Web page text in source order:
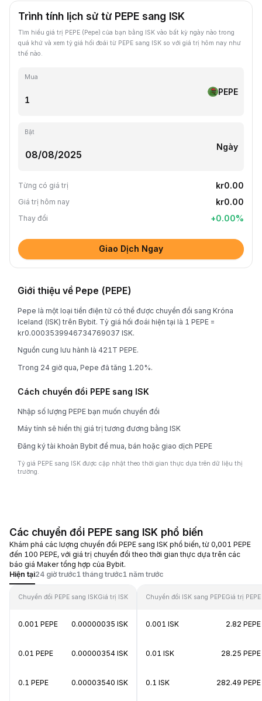
Trình tính lịch sử từ PEPE sang ISK
Tìm hiểu giá trị PEPE (Pepe) của bạn bằng ISK vào bất kỳ ngày nào trong
quá khứ và xem tỷ giá hối đoái từ PEPE sang ISK so với giá trị hôm nay như
thế nào.
Mua
PEPE
Bật
Ngày
Từng có giá trị kr0.00
Giá trị hôm nay kr0.00
Thay đổi +0.00%
Giao Dịch Ngay
Giới thiệu về Pepe (PEPE)
Pepe là một loại tiền điện tử có thể được chuyển đổi sang Króna
Iceland (ISK) trên Bybit. Tỷ giá hối đoái hiện tại là 1 PEPE =
kr0.0003539946734769037 ISK.
Nguồn cung lưu hành là 421T PEPE.
Trong 24 giờ qua, Pepe đã tăng 1.20%.
Cách chuyển đổi PEPE sang ISK
Nhập số lượng PEPE bạn muốn chuyển đổi
Máy tính sẽ hiển thị giá trị tương đương bằng ISK
Đăng ký tài khoản Bybit để mua, bán hoặc giao dịch PEPE
Tỷ giá PEPE sang ISK được cập nhật theo thời gian thực dựa trên dữ liệu thị
trường.
Các chuyển đổi PEPE sang ISK phổ biến
Khám phá các lượng chuyển đổi PEPE sang ISK phổ biến, từ 0,001 PEPE
đến 100 PEPE, với giá trị chuyển đổi theo thời gian thực dựa trên các
báo giá Maker tổng hợp của Bybit.
Hiện tại24 giờ trước1 tháng trước1 năm trước
Chuyển đổi PEPE sang ISKGiá trị ISK
0.001 PEPE 0.00000035 ISK
0.01 PEPE 0.00000354 ISK
0.1 PEPE 0.00003540 ISK
Chuyển đổi ISK sang PEPEGiá trị PEPE
0.001 ISK 2.82 PEPE
0.01 ISK 28.25 PEPE
0.1 ISK 282.49 PEPE